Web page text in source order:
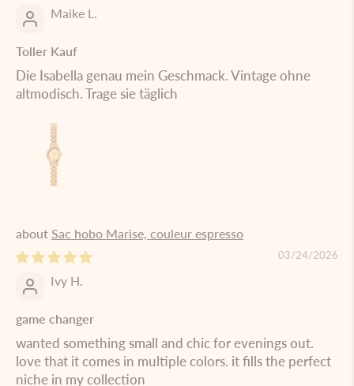
Maike L.
Toller Kauf
Die Isabella genau mein Geschmack. Vintage ohne
altmodisch. Trage sie täglich
Sac hobo Marise, couleur espresso
03/24/2026
Ivy H.
game changer
wanted something small and chic for evenings out.
love that it comes in multiple colors. it fills the perfect
niche in my collection